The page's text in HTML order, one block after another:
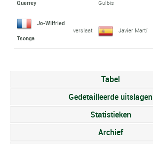
Querrey Gulbis
Jo-Wilfried
Tsonga
verslaat Javier Martí
Tabel
Gedetailleerde uitslagen
Statistieken
Archief